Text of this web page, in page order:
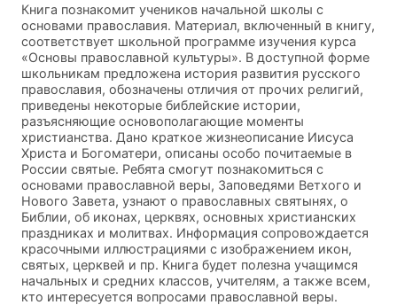
Книга познакомит учеников начальной школы с
основами православия. Материал, включенный в книгу,
соответствует школьной программе изучения курса
«Основы православной культуры». В доступной форме
школьникам предложена история развития русского
православия, обозначены отличия от прочих религий,
приведены некоторые библейские истории,
разъясняющие основополагающие моменты
христианства. Дано краткое жизнеописание Иисуса
Христа и Богоматери, описаны особо почитаемые в
России святые. Ребята смогут познакомиться с
основами православной веры, Заповедями Ветхого и
Нового Завета, узнают о православных святынях, о
Библии, об иконах, церквях, основных христианских
праздниках и молитвах. Информация сопровождается
красочными иллюстрациями с изображением икон,
святых, церквей и пр. Книга будет полезна учащимся
начальных и средних классов, учителям, а также всем,
кто интересуется вопросами православной веры.